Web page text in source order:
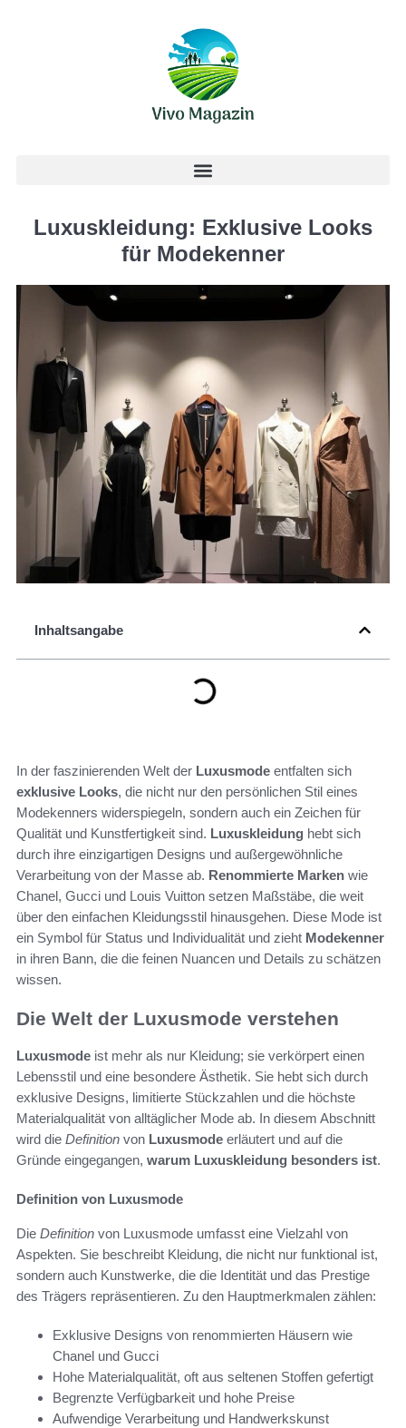
Luxuskleidung: Exklusive Looks
für Modekenner
Inhaltsangabe
In der faszinierenden Welt der Luxusmode entfalten sich
exklusive Looks, die nicht nur den persönlichen Stil eines
Modekenners widerspiegeln, sondern auch ein Zeichen für
Qualität und Kunstfertigkeit sind. Luxuskleidung hebt sich
durch ihre einzigartigen Designs und außergewöhnliche
Verarbeitung von der Masse ab. Renommierte Marken wie
Chanel, Gucci und Louis Vuitton setzen Maßstäbe, die weit
über den einfachen Kleidungsstil hinausgehen. Diese Mode ist
ein Symbol für Status und Individualität und zieht Modekenner
in ihren Bann, die die feinen Nuancen und Details zu schätzen
wissen.
Die Welt der Luxusmode verstehen
Luxusmode ist mehr als nur Kleidung; sie verkörpert einen
Lebensstil und eine besondere Ästhetik. Sie hebt sich durch
exklusive Designs, limitierte Stückzahlen und die höchste
Materialqualität von alltäglicher Mode ab. In diesem Abschnitt
wird die Definition von Luxusmode erläutert und auf die
Gründe eingegangen, warum Luxuskleidung besonders ist.
Definition von Luxusmode
Die Definition von Luxusmode umfasst eine Vielzahl von
Aspekten. Sie beschreibt Kleidung, die nicht nur funktional ist,
sondern auch Kunstwerke, die die Identität und das Prestige
des Trägers repräsentieren. Zu den Hauptmerkmalen zählen:
Exklusive Designs von renommierten Häusern wie
Chanel und Gucci
Hohe Materialqualität, oft aus seltenen Stoffen gefertigt
Begrenzte Verfügbarkeit und hohe Preise
Aufwendige Verarbeitung und Handwerkskunst